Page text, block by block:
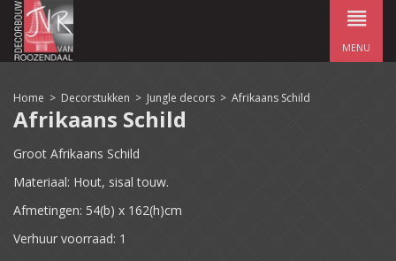
MENU
Home > Decorstukken > Jungle decors > Afrikaans Schild
Afrikaans Schild
Groot Afrikaans Schild
Materiaal: Hout, sisal touw.
Afmetingen: 54(b) x 162(h)cm
Verhuur voorraad: 1